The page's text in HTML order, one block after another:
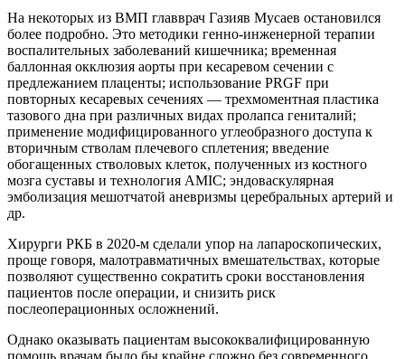
На некоторых из ВМП главврач Газияв Мусаев остановился
более подробно. Это методики генно-инженерной терапии
воспалительных заболеваний кишечника; временная
баллонная окклюзия аорты при кесаревом сечении с
предлежанием плаценты; использование PRGF при
повторных кесаревых сечениях — трехмоментная пластика
тазового дна при различных видах пролапса гениталий;
применение модифицированного углеобразного доступа к
вторичным стволам плечевого сплетения; введение
обогащенных стволовых клеток, полученных из костного
мозга суставы и технология AMIC; эндоваскулярная
эмболизация мешотчатой аневризмы церебральных артерий и
др.
Хирурги РКБ в 2020-м сделали упор на лапароскопических,
проще говоря, малотравматичных вмешательствах, которые
позволяют существенно сократить сроки восстановления
пациентов после операции, и снизить риск
послеоперационных осложнений.
Однако оказывать пациентам высококвалифицированную